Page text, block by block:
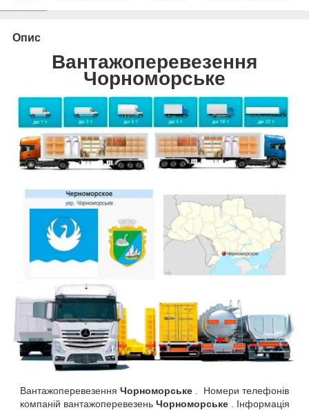
Опис
Вантажоперевезення
Чорноморське
Вантажоперевезення Чорноморське
. Номери телефонів
компаній вантажоперевезень Чорноморське
. Інформація